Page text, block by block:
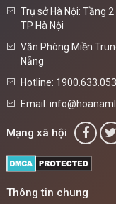
Trụ sở Hà Nội: Tầng
TP Hà Nội
Văn Phòng Miền
Nẵng
Hotline:
Email:
Mạng xã hội
Thông tin chung